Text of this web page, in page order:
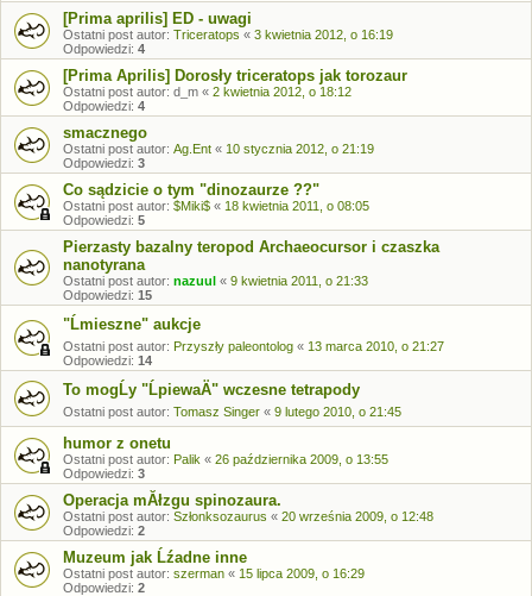
[Prima aprilis] ED - uwagi
Ostatni post autor: Triceratops « 3 kwietnia 2012, o 16:19
Odpowiedzi: 4
[Prima Aprilis] Dorosły triceratops jak torozaur
Ostatni post autor: d_m « 2 kwietnia 2012, o 18:12
Odpowiedzi: 4
smacznego
Ostatni post autor: Ag.Ent « 10 stycznia 2012, o 21:19
Odpowiedzi: 3
Co sądzicie o tym "dinozaurze ??"
Ostatni post autor: $Miki$ « 18 kwietnia 2011, o 08:05
Odpowiedzi: 5
Pierzasty bazalny teropod Archaeocursor i czaszka
nanotyrana
Ostatni post autor: nazuul « 9 kwietnia 2011, o 21:33
Odpowiedzi: 15
"Ĺmieszne" aukcje
Ostatni post autor: Przyszły paleontolog « 13 marca 2010, o 21:27
Odpowiedzi: 14
To mogĹy "ĹpiewaÄ" wczesne tetrapody
Ostatni post autor: Tomasz Singer « 9 lutego 2010, o 21:45
humor z onetu
Ostatni post autor: Palik « 26 października 2009, o 13:55
Odpowiedzi: 3
Operacja mĂłzgu spinozaura.
Ostatni post autor: Szłonksozaurus « 20 września 2009, o 12:48
Odpowiedzi: 2
Muzeum jak Ĺźadne inne
Ostatni post autor: szerman « 15 lipca 2009, o 16:29
Odpowiedzi: 2